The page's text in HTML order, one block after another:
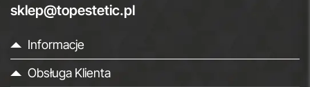
sklep@topestetic.pl
Informacje
Obsługa Klienta